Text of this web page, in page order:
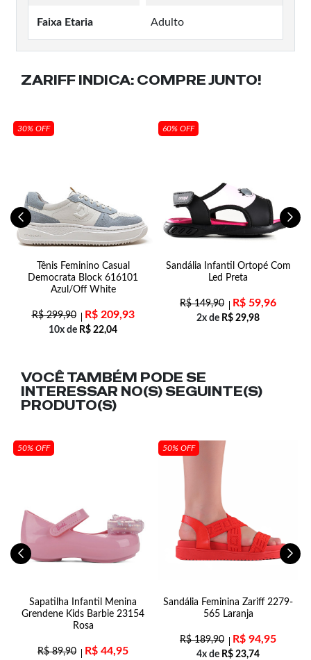
Faixa Etaria Adulto
ZARIFF INDICA: COMPRE JUNTO!
30% OFF
Tênis Feminino Casual
Democrata Block 616101
Azul/Off White
R$299,90 R$209,93
10x de R$ 22,04
60% OFF
Sandália Infantil Ortopé Com
Led Preta
R$149,90 R$ 59,96
2x de R$ 29,98
VOCÊ TAMBÉM PODE SE
INTERESSAR NO(S) SEGUINTE(S)
PRODUTO(S)
50% OFF
Sapatilha Infantil Menina
Grendene Kids Barbie 23154
Rosa
R$89,90 R$ 44,95
50% OFF
Sandália Feminina Zariff 2279-
565 Laranja
R$189,90 R$ 94,95
4x de R$ 23,74